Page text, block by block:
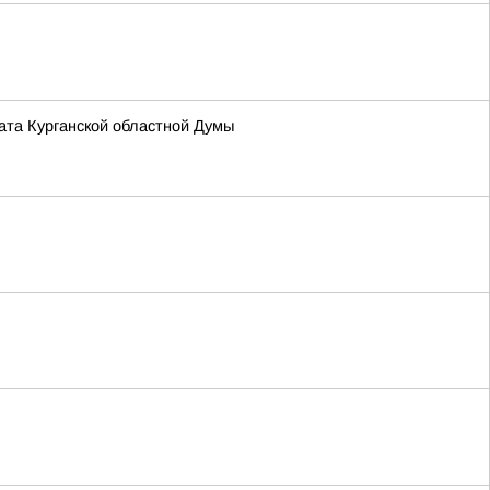
Курганской областной Думы